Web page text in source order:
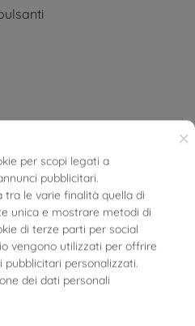
03813447
1 Articolo
×
per scopi legati a
pubblicitari.
tra le varie finalità quella di
unica e mostrare metodi di
di terze parti per social
vengono utilizzati per offrire
personalizzati.
dei dati personali